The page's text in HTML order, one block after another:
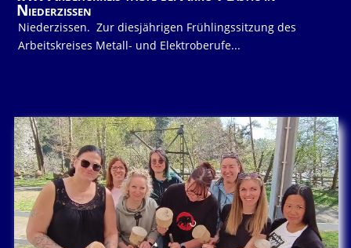
Niederzissen
Niederzissen. Zur diesjährigen Frühlingssitzung des
Arbeitskreises Metall- und Elektroberufe...